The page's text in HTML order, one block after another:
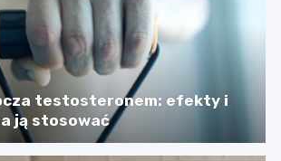
testosteronem: efekty i
ją stosować